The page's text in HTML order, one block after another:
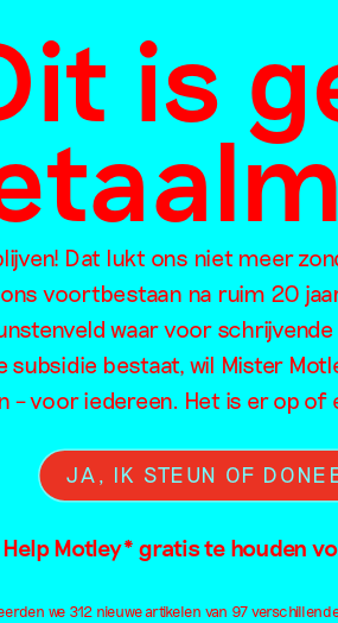
is
Dat lukt ons niet meer
voortbestaan na ruim 20
waar voor
bestaat, wil Mister
– voor iedereen. Het is er op of
JA, IK STEUN OF
Help Motley* gratis te houden
we 312 nieuwe artikelen van 97